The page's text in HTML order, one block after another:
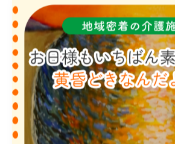
介護施設相談時に準備しておきたい
介護施設の相談をスムーズに進める
要な情報や書類を整理しておくこと
利用を希望する方の介護認定の有無
態、現在の生活状況（自宅・病院・
族の希望条件（場所・費用・サービ
おきましょう。